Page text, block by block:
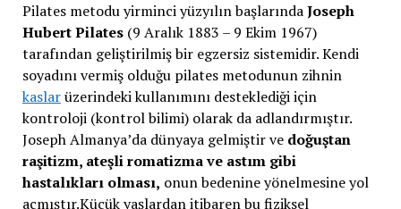
Pilates metodu yirminci yüzyılın başlarındaJoseph
Hubert Pilates(9 Aralık 1883 – 9 Ekim 1967)
tarafından geliştirilmiş bir egzersiz sistemidir. Kendi
soyadını vermiş olduğu pilates metodunun zihnin
kaslarüzerindeki kullanımını desteklediği için
kontroloji (kontrol bilimi) olarak da adlandırmıştır.
Joseph Almanya’da dünyaya gelmiştir ve doğuştan
raşitizm, ateşli romatizma ve astım gibi
hastalıkları olması, onun bedenine yönelmesine yol
açmıştır.Küçük yaşlardan itibaren bu fiziksel